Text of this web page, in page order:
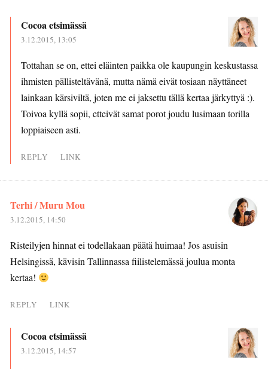
Cocoa etsimässä
3.12.2015, 13:05
Tottahan se on, ettei eläinten paikka ole kaupungin keskustassa
ihmisten pällisteltävänä, mutta nämä eivät tosiaan näyttäneet
lainkaan kärsiviltä, joten me ei jaksettu tällä kertaa järkyttyä :).
Toivoa kyllä sopii, etteivät samat porot joudu lusimaan torilla
loppiaiseen asti.
REPLY LINK
Terhi / Muru Mou
3.12.2015, 14:50
Risteilyjen hinnat ei todellakaan päätä huimaa! Jos asuisin
Helsingissä, kävisin Tallinnassa fiilistelemässä joulua monta
kertaa!
REPLY LINK
Cocoa etsimässä
3.12.2015, 14:57